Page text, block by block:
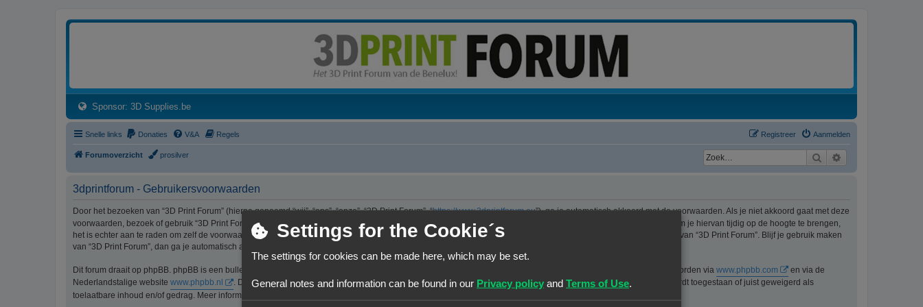
Sponsor: 3D Supplies.be(Opens a new tab)
Snelle links Donaties V&A Regels Aanmelden
Registreer
Forumoverzicht prosilver Zoek
3dprintforum - Gebruikersvoorwaarden
Door het bezoeken van “3D Print Forum” (hierna genoemd “wij”, “ons”, “onze”, “3D Print Forum”, “https://www.3dprintforum.eu”), ga je automatisch akkoord met de voorwaarden. Als je niet akkoord gaat met deze
voorwaarden, bezoek of gebruik “3D Print Forum” dan niet langer. We hebben het recht om de voorwaarden op ieder moment te wijzigen en zullen ons best doen om je hiervan tijdig op de hoogte te brengen,
het is echter aan te raden om zelf de voorwaarden regelmatig te controleren op wijzigingen. Ga je niet akkoord met deze wijzigingen, maak dan niet langer gebruik van “3D Print Forum”. Blijf je gebruik maken
van “3D Print Forum”, dan ga je automatisch akkoord met de wijzigingen en of toevoegingen.
Dit forum draait op phpBB. phpBB is een bulletinboardoplossing die is uitgebracht onder de “GNU General Public License v2” (hierna “GPL”) en kan gedownload worden via www.phpbb.com
en via de
Nederlandstalige website www.phpbb.nl
. De phpBB-software maakt internetgebaseerde discussies mogelijk. phpBB Limited is niet verantwoordelijk voor wat wordt toegestaan of juist geweigerd als
toelaatbare inhoud en/of gedrag. Meer informatie over phpBB kun je vinden op
Settings for the Cookie´s
The settings for cookies can be made here, which may be set.
General notes and information can be found in our Privacy policy and Terms of Use.